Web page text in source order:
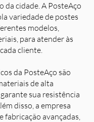
da cidade. A PosteAço
variedade de postes
modelos,
para atender às
cliente.
da PosteAço são
de alta
sua resistência
disso, a empresa
fabricação avançadas,